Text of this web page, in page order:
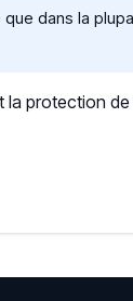
dans la
la protection